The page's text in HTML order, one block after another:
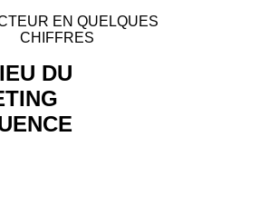
EN QUELQUES
CHIFFRES
DU